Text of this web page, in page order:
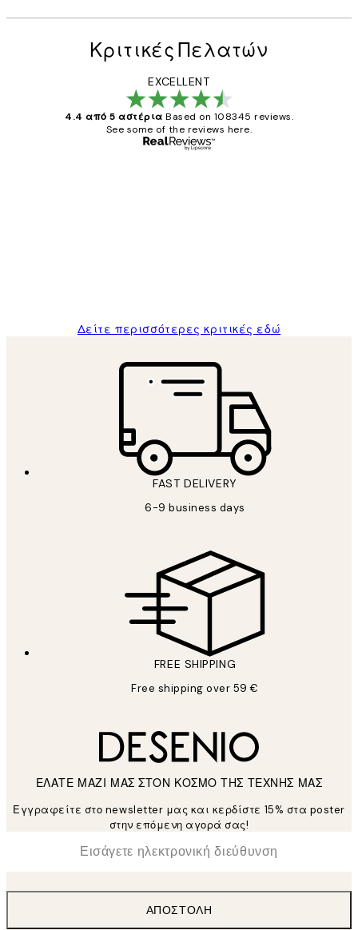
Κριτικές Πελατών
EXCELLENT
4.4 από 5 αστέρια Based on 108345 reviews.
See some of the reviews here.
Δείτε περισσότερες κριτικές εδώ
FAST DELIVERY
6-9 business days
FREE SHIPPING
Free shipping over 59 €
ΕΛΑΤΕ ΜΑΖΙ ΜΑΣ ΣΤΟΝ ΚΟΣΜΟ ΤΗΣ ΤΕΧΝΗΣ ΜΑΣ
Εγγραφείτε στο newsletter μας και κερδίστε 15% στα poster
στην επόμενη αγορά σας!
Ηλεκτρονική Διεύθυνση
ΑΠΟΣΤΟΛΉ